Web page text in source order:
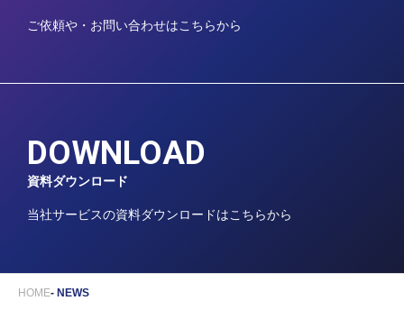
ご依頼や・お問い合わせはこちらから
DOWNLOAD
資料ダウンロード
当社サービスの資料ダウンロードはこちらから
HOME NEWS